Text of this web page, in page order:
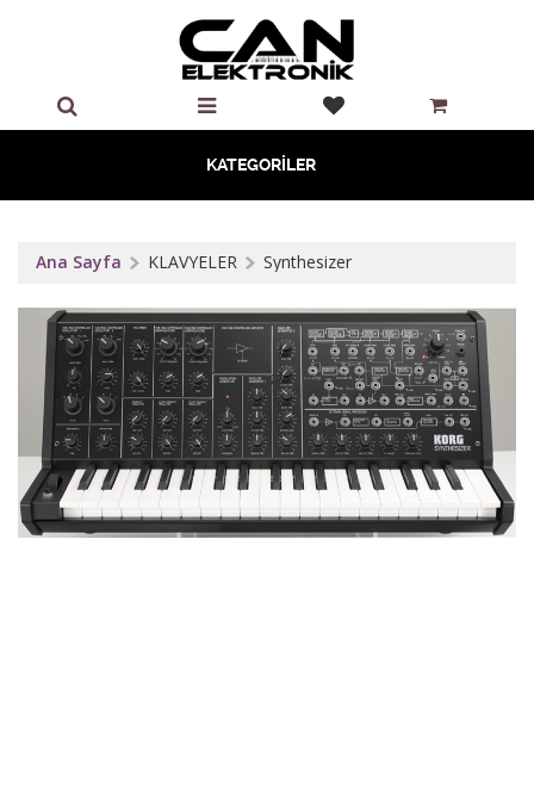
KATEGORİLER
Ana Sayfa KLAVYELER Synthesizer